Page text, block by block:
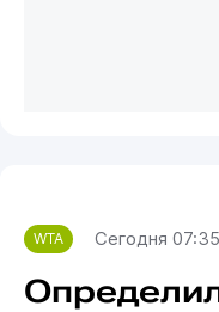
WTA Сегодня 07:35